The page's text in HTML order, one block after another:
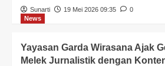
Sunarti 19 Mei 2026 09:35
0
News
Yayasan Garda Wirasana Ajak
Melek Jurnalistik dengan